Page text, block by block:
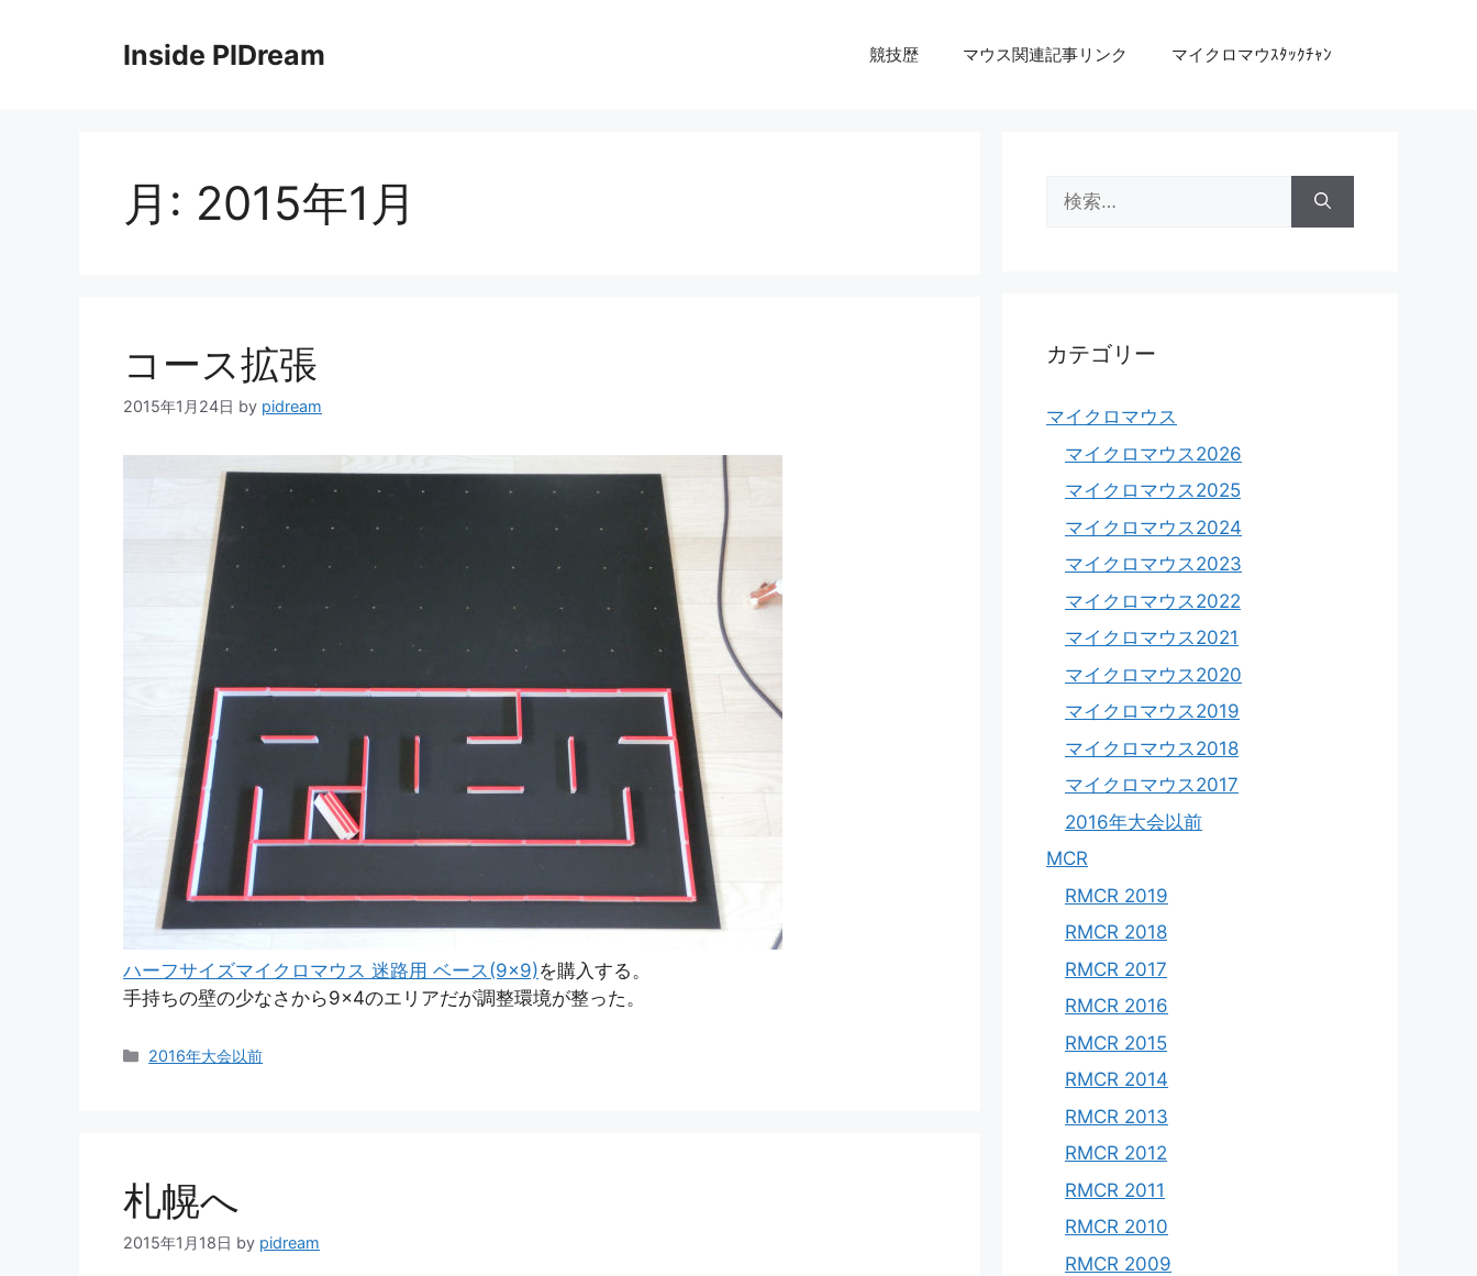
Inside PIDream 競技歴 マウス関連記事リンク マイクロマウｽﾀｯｸﾁｬﾝ
月: 2015年1月
コース拡張
2015年1月24日 by pidream
ハーフサイズマイクロマウス 迷路用 ベース(9×9)を購入する。
手持ちの壁の少なさから9×4のエリアだが調整環境が整った。
カ
2016年大会以前
札幌へ
2015年1月18日 by pidream
索:
カテゴリー
マイクロマウス
マイクロマウス2026
マイクロマウス2025
マイクロマウス2024
マイクロマウス2023
マイクロマウス2022
マイクロマウス2021
マイクロマウス2020
マイクロマウス2019
マイクロマウス2018
マイクロマウス2017
2016年大会以前
MCR
RMCR 2019
RMCR 2018
RMCR 2017
RMCR 2016
RMCR 2015
RMCR 2014
RMCR 2013
RMCR 2012
RMCR 2011
RMCR 2010
RMCR 2009